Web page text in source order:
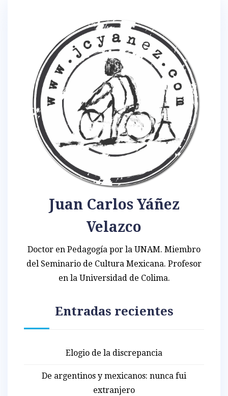
Juan Carlos Yáñez
Velazco
Doctor en Pedagogía por la UNAM. Miembro
del Seminario de Cultura Mexicana. Profesor
en la Universidad de Colima.
Entradas recientes
Elogio de la discrepancia
De argentinos y mexicanos: nunca fui
extranjero